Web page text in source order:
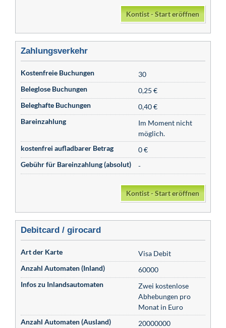
Kontist - Start eröffnen
Zahlungsverkehr
Kostenfreie Buchungen
30
Beleglose Buchungen
0,25 €
Beleghafte Buchungen
0,40 €
Bareinzahlung
Im Moment nicht
möglich.
kostenfrei aufladbarer Betrag
0 €
Gebühr für Bareinzahlung (absolut)
-
Kontist - Start eröffnen
Debitcard / girocard
Art der Karte
Visa Debit
Anzahl Automaten (Inland)
60000
Infos zu Inlandsautomaten
Zwei kostenlose
Abhebungen pro
Monat in Euro
Anzahl Automaten (Ausland)
20000000